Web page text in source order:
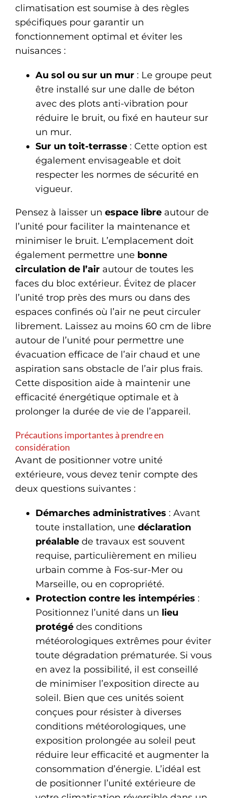
climatisation est soumise à des règles
spécifiques pour garantir un
fonctionnement optimal et éviter les
nuisances :
Au sol ou sur un mur: Le groupe peut
être installé sur une dalle de béton
avec des plots anti-vibration pour
réduire le bruit, ou fixé en hauteur sur
un mur.
Sur un toit-terrasse: Cette option est
également envisageable et doit
respecter les normes de sécurité en
vigueur.
Pensez à laisser un espace libreautour de
l’unité pour faciliter la maintenance et
minimiser le bruit. L’emplacement doit
également permettre une bonne
circulation de l’airautour de toutes les
faces du bloc extérieur. Évitez de placer
l’unité trop près des murs ou dans des
espaces confinés où l’air ne peut circuler
librement. Laissez au moins 60 cm de libre
autour de l’unité pour permettre une
évacuation efficace de l’air chaud et une
aspiration sans obstacle de l’air plus frais.
Cette disposition aide à maintenir une
efficacité énergétique optimale et à
prolonger la durée de vie de l’appareil.
Précautions importantes à prendre en
considération
Avant de positionner votre unité
extérieure, vous devez tenir compte des
deux questions suivantes :
Démarches administratives : Avant
toute installation, une déclaration
préalablede travaux est souvent
requise, particulièrement en milieu
urbain comme à Fos-sur-Mer ou
Marseille, ou en copropriété.
Protection contre les intempéries :
Positionnez l’unité dans un lieu
protégédes conditions
météorologiques extrêmes pour éviter
toute dégradation prématurée. Si vous
en avez la possibilité, il est conseillé
de minimiser l’exposition directe au
soleil. Bien que ces unités soient
conçues pour résister à diverses
conditions météorologiques, une
exposition prolongée au soleil peut
réduire leur efficacité et augmenter la
consommation d’énergie. L’idéal est
de positionner l’unité extérieure de